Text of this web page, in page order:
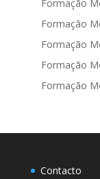
Formação
Formação
Formação
Formação
Formação
Contacto